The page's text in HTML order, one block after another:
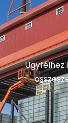
Ügyfélhez